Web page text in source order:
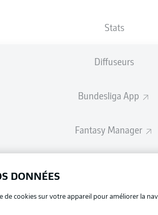
Stats
Diffuseurs
Bundesliga App
Fantasy Manager
DONNÉES
de cookies sur votre appareil pour améliorer la